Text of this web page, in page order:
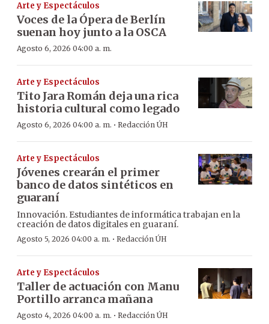
Arte y Espectáculos
Voces de la Ópera de Berlín
suenan hoy junto a la OSCA
Agosto 6, 2026 04:00 a. m.
Arte y Espectáculos
Tito Jara Román deja una rica
historia cultural como legado
Agosto 6, 2026 04:00 a. m. · Redacción ÚH
Arte y Espectáculos
Jóvenes crearán el primer
banco de datos sintéticos en
guaraní
Innovación. Estudiantes de informática trabajan en la
creación de datos digitales en guaraní.
Agosto 5, 2026 04:00 a. m. · Redacción ÚH
Arte y Espectáculos
Taller de actuación con Manu
Portillo arranca mañana
Agosto 4, 2026 04:00 a. m. · Redacción ÚH